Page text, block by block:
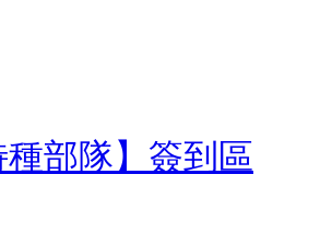
種部隊】簽到區